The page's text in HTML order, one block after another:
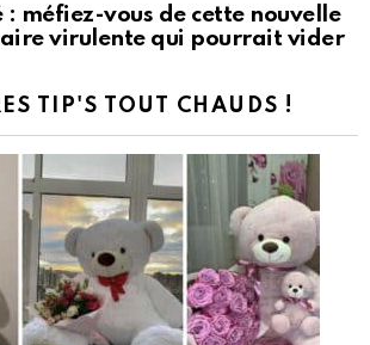
: méfiez-vous de cette nouvelle
virulente qui pourrait vider
TIP'S TOUT CHAUDS !